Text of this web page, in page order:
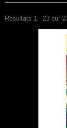
Résultats 1 - 23 sur